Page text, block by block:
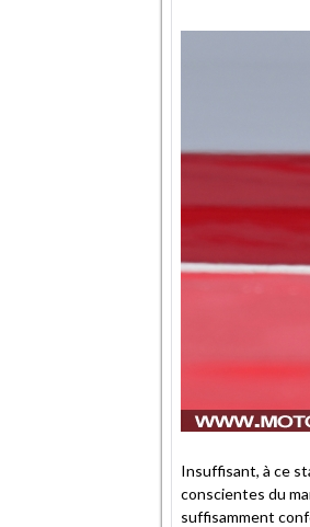
Insuffisant, à ce
conscientes du
suffisamment